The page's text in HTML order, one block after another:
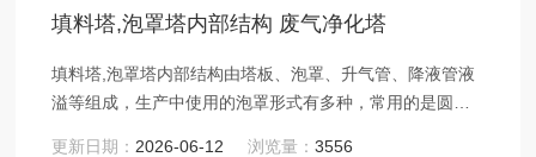
填料塔,泡罩塔内部结构 废气净化塔
填料塔,泡罩塔内部结构由塔板、泡罩、升气管、降液管液
溢等组成，生产中使用的泡罩形式有多种，常用的是圆形
更新日期： 2026-06-12 浏览量：3556